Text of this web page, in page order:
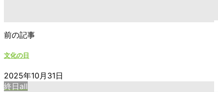
前の記事
文化の日
2025年10月31日
終日all